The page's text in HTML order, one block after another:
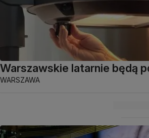
Warszawskie latarnie będą
WARSZAWA